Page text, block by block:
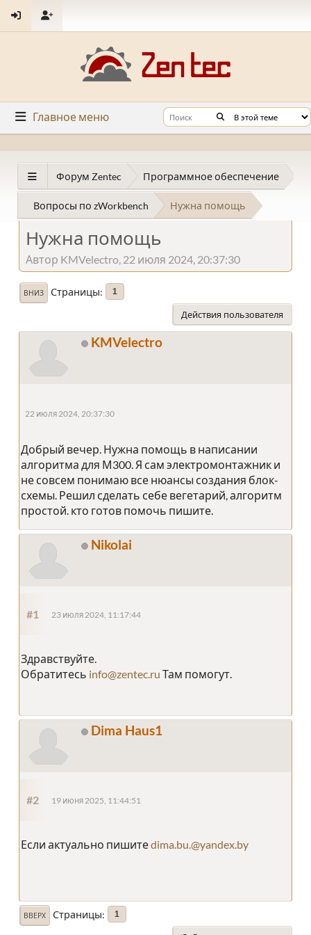
Главное меню
Форум Zentec Программное обеспечение
Вопросы по zWorkbench Нужна помощь
Нужна помощь
Автор KMVelectro, 22 июля 2024, 20:37:30
ВНИЗ Страницы 1
Действия пользователя
KMVelectro
22 июля 2024, 20:37:30
Добрый вечер. Нужна помощь в написании
алгоритма для М300. Я сам электромонтажник и
не совсем понимаю все нюансы создания блок-
схемы. Решил сделать себе вегетарий, алгоритм
простой. кто готов помочь пишите.
Nikolai
#1 23 июля 2024, 11:17:44
Здравствуйте.
Обратитесь info@zentec.ru Там помогут.
Dima Haus1
#2 19 июня 2025, 11:44:51
Если актуально пишитеdima.bu.@yandex.by
ВВЕРХ Страницы 1